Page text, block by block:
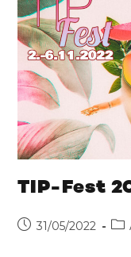
TIP-Fest
31/05/2022